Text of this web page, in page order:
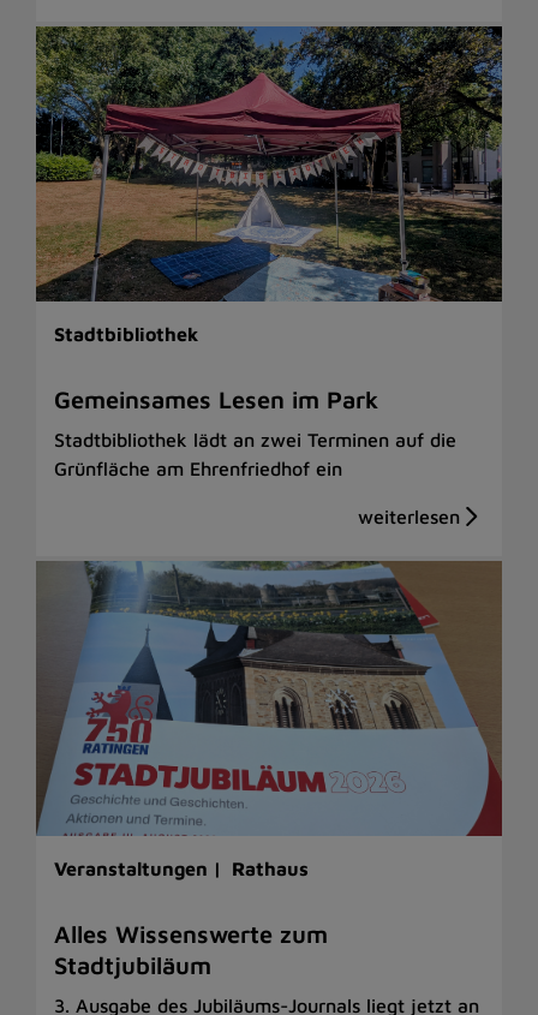
Stadtbibliothek
Gemeinsames Lesen im Park
Stadtbibliothek lädt an zwei Terminen auf die
Grünfläche am Ehrenfriedhof ein
Veranstaltungen | Rathaus
Alles Wissenswerte zum
Stadtjubiläum
3. Ausgabe des Jubiläums-Journals liegt jetzt an